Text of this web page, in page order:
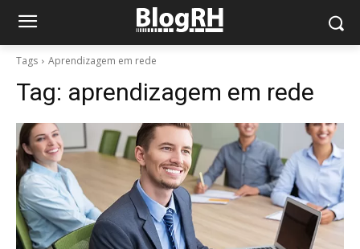
Tags Aprendizagem em rede
Tag: aprendizagem em rede